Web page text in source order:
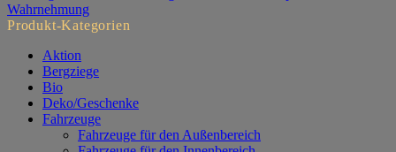
Wahrnehmung
Produkt-Kategorien
Aktion
Bergziege
Bio
Deko/Geschenke
Fahrzeuge
Fahrzeuge für den Außenbereich